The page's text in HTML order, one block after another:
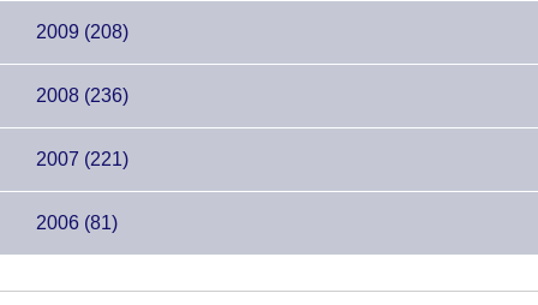
2009 (208)
2008 (236)
2007 (221)
2006 (81)